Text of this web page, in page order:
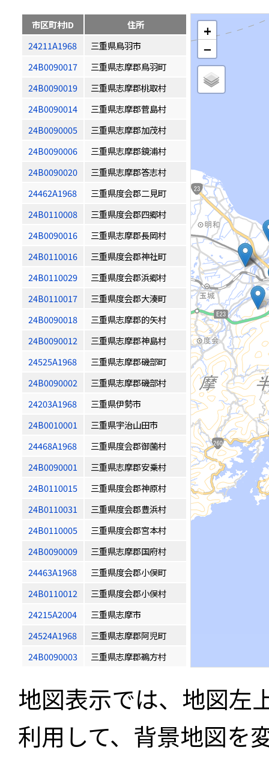
市区町村ID
住所
24211A1968
三重県鳥羽市
24B0090017
三重県志摩郡鳥羽町
24B0090019
三重県志摩郡桃取村
24B0090014
三重県志摩郡菅島村
24B0090005
三重県志摩郡加茂村
24B0090006
三重県志摩郡鏡浦村
24B0090020
三重県志摩郡答志村
24462A1968
三重県度会郡二見町
24B0110008
三重県度会郡四郷村
24B0090016
三重県志摩郡長岡村
24B0110016
三重県度会郡神社町
24B0110029
三重県度会郡浜郷村
24B0110017
三重県度会郡大湊町
24B0090018
三重県志摩郡的矢村
24B0090012
三重県志摩郡神島村
24525A1968
三重県志摩郡磯部町
24B0090002
三重県志摩郡磯部村
24203A1968
三重県伊勢市
24B0010001
三重県宇治山田市
24468A1968
三重県度会郡御薗村
24B0090001
三重県志摩郡安乗村
24B0110015
三重県度会郡神原村
24B0110031
三重県度会郡豊浜村
24B0110005
三重県度会郡宮本村
24B0090009
三重県志摩郡国府村
24463A1968
三重県度会郡小俣町
24B0110012
三重県度会郡小俣村
24215A2004
三重県志摩市
24524A1968
三重県志摩郡阿児町
24B0090003
三重県志摩郡鵜方村
+
−
地図表示では、地図左
利用して、背景地図を